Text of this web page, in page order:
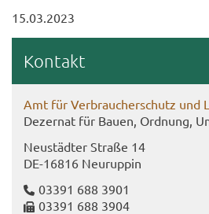
15.03.2023
Kon­takt
Amt für Ver­brau­cher­schutz und
De­zer­nat für Bauen, Ord­nung,
Neu­städ­ter Stra­ße 14
DE-​16816 Neu­rup­pin
03391 688 3901
03391 688 3904